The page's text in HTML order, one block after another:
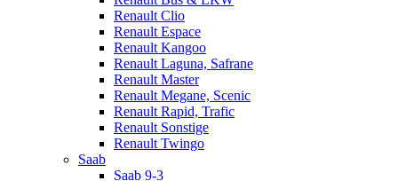
Renault Clio
Renault Espace
Renault Kangoo
Renault Laguna, Safrane
Renault Master
Renault Megane, Scenic
Renault Rapid, Trafic
Renault Sonstige
Renault Twingo
Saab
Saab 9-3